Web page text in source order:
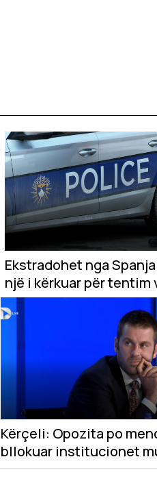
Ekstradohet nga
një i kërkuar për tentim
Kërçeli: Opozita po
bllokuar institucionet
ja